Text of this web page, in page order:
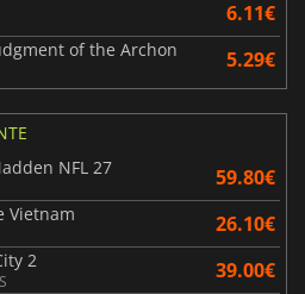
6.11€
of the Archon 5.29€
NFL 27
59.80€
Vietnam 26.10€
2 39.00€